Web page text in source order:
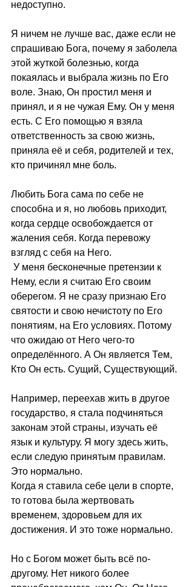
недоступно.
Я ничем не лучше вас, даже если не
спрашиваю Бога, почему я заболела
этой жуткой болезнью, когда
покаялась и выбрала жизнь по Его
воле. Знаю, Он простил меня и
принял, и я не чужая Ему. Он у меня
есть. С Его помощью я взяла
ответственность за свою жизнь,
приняла её и себя, родителей и тех,
кто причинял мне боль.
Любить Бога сама по себе не
способна и я, но любовь приходит,
когда сердце освобождается от
жаления себя. Когда перевожу
взгляд с себя на Него.
Нему, если я считаю Его своим
оберегом. Я не сразу признаю Его
святости и свою нечистоту по Его
понятиям, на Его условиях. Потому
что ожидаю от Него чего-то
определённого. А Он является Тем,
Кто Он есть. Сущий, Существующий.
Например, переехав жить в другое
государство, я стала подчиняться
законам этой страны, изучать её
язык и культуру. Я могу здесь жить,
если следую принятым правилам.
Это нормально.
Когда я ставила себе цели в спорте,
то готова была жертвовать
временем, здоровьем для их
достижения. И это тоже нормально.
Но с Богом может быть всё по-
другому. Нет никого более